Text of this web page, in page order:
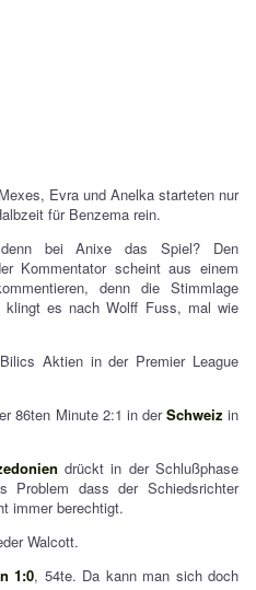
Evra und Anelka starteten nur
für Benzema rein.
bei Anixe das Spiel? Den
Kommentator scheint aus einem
denn die Stimmlage
klingt es nach Wolff Fuss, mal wie
Aktien in der Premier League
86ten Minute 2:1 in derSchweiz in
drückt in der Schlußphase
Problem dass der Schiedsrichter
immer berechtigt.
Walcott.
1:0, 54te. Da kann man sich doch